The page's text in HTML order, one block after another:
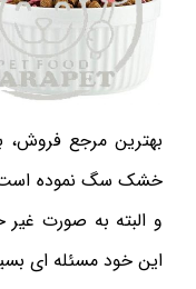
بهترین مرجع فروش،
خشک سگ نموده است.
و البته به صورت
این خود مسئله ای